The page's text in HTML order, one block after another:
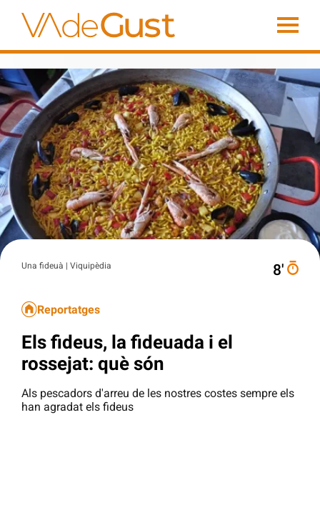
Una fideuà | Viquipèdia 8′
Reportatges
Els fideus, la fideuada i el
rossejat: què són
Als pescadors d'arreu de les nostres costes sempre els
han agradat els fideus